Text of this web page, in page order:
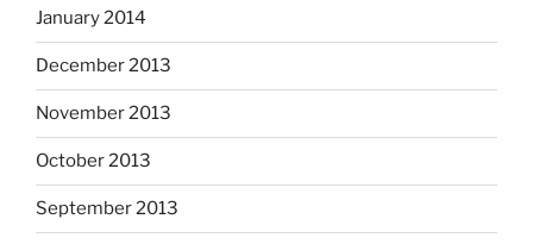
January 2014
December 2013
November 2013
October 2013
September 2013